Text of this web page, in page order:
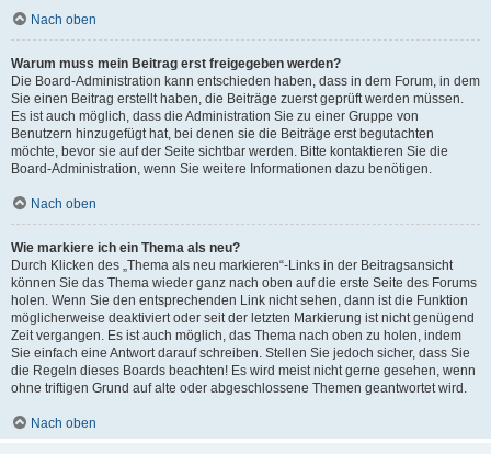
Nach oben
Warum muss mein Beitrag erst freigegeben werden?
Die Board-Administration kann entschieden haben, dass in dem Forum, in dem
Sie einen Beitrag erstellt haben, die Beiträge zuerst geprüft werden müssen.
Es ist auch möglich, dass die Administration Sie zu einer Gruppe von
Benutzern hinzugefügt hat, bei denen sie die Beiträge erst begutachten
möchte, bevor sie auf der Seite sichtbar werden. Bitte kontaktieren Sie die
Board-Administration, wenn Sie weitere Informationen dazu benötigen.
Nach oben
Wie markiere ich ein Thema als neu?
Durch Klicken des „Thema als neu markieren“-Links in der Beitragsansicht
können Sie das Thema wieder ganz nach oben auf die erste Seite des Forums
holen. Wenn Sie den entsprechenden Link nicht sehen, dann ist die Funktion
möglicherweise deaktiviert oder seit der letzten Markierung ist nicht genügend
Zeit vergangen. Es ist auch möglich, das Thema nach oben zu holen, indem
Sie einfach eine Antwort darauf schreiben. Stellen Sie jedoch sicher, dass Sie
die Regeln dieses Boards beachten! Es wird meist nicht gerne gesehen, wenn
ohne triftigen Grund auf alte oder abgeschlossene Themen geantwortet wird.
Nach oben